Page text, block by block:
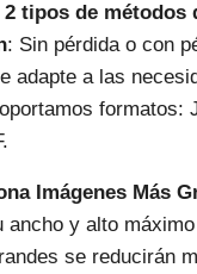
tipos de métodos
: Sin pérdida o con
adapte a las
formatos:
Imágenes Más
ancho y alto
se reducirán